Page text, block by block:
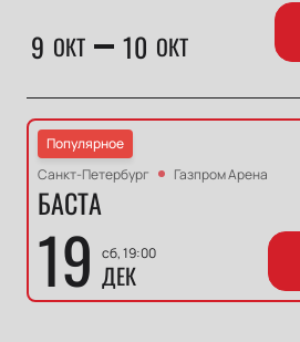
9 ОКТ 10 ОКТ
Популярное
Санкт-Петербург
Газпром Арена
БАСТА
19 сб, 19:00
ДЕК